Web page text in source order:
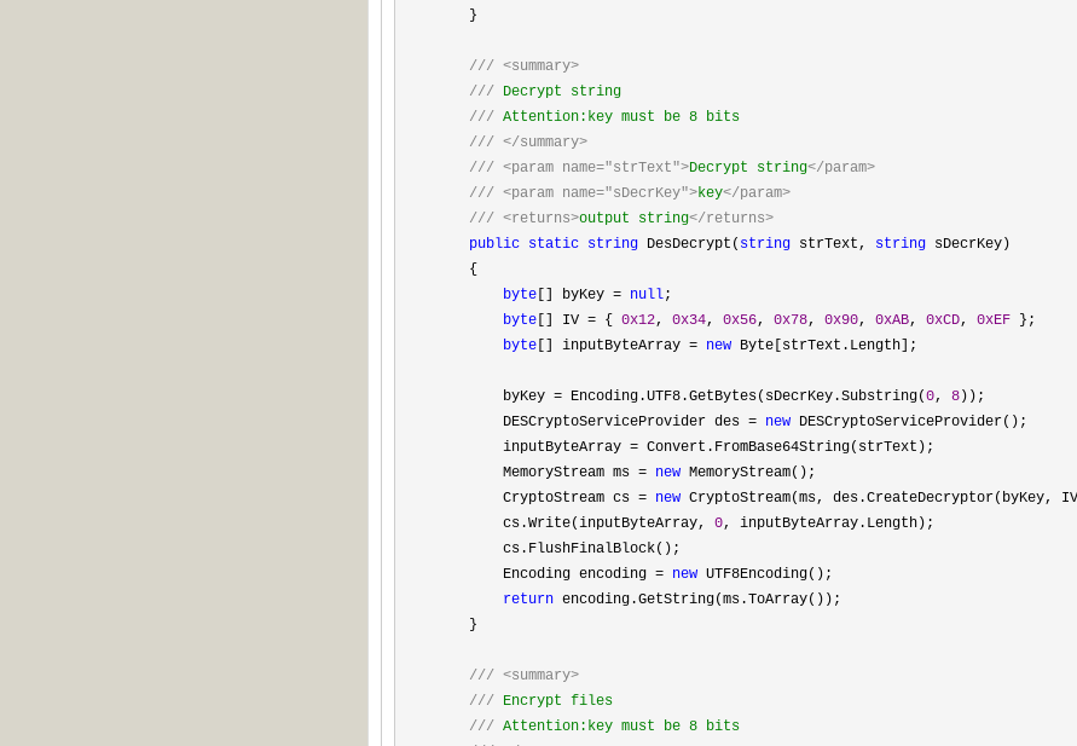
}
/// <summary>
/// Decrypt string
/// Attention:key must be 8 bits
/// </summary>
/// <param name="strText">Decrypt string</param>
/// <param name="sDecrKey">key</param>
/// <returns>output string</returns>
public static string DesDecrypt( string strText, string sDecrKey)
{
byte [] byKey = null;
byte [] IV = { 0x12, 0x34, 0x56, 0x78, 0x90, 0xAB, 0xCD, 0xEF };
byte [] inputByteArray = new Byte[strText.Length];
byKey = Encoding.UTF8.GetBytes(sDecrKey.Substring(0, 8 ));
DESCryptoServiceProvider des = new DESCryptoServiceProvider();
inputByteArray = Convert.FromBase64String(strText);
MemoryStream ms = new MemoryStream();
CryptoStream cs = new CryptoStream(ms, des.CreateDecryptor(byKey,
cs.Write(inputByteArray, 0, inputByteArray.Length);
cs.FlushFinalBlock();
Encoding encoding = new UTF8Encoding();
return encoding.GetString(ms.ToArray());
}
/// <summary>
/// Encrypt files
/// Attention:key must be 8 bits